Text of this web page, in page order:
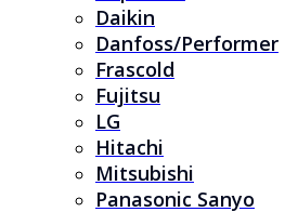
Daikin
Danfoss/Performer
Frascold
Fujitsu
LG
Hitachi
Mitsubishi
Panasonic Sanyo